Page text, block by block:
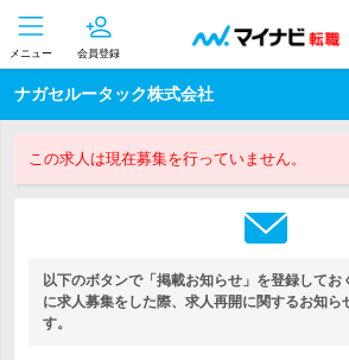
メニュー 会員登録
ナガセルータック株式会社
この求人は現在募集を行っていません。
以下のボタンで「掲載お知らせ」を登録してお
に求人募集をした際、求人再開に関するお知ら
す。